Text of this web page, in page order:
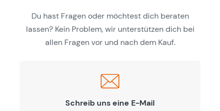
Du hast Fragen oder möchtest dich beraten
lassen? Kein Problem, wir unterstützen dich bei
allen Fragen vor und nach dem Kauf.
Schreib uns eine E-Mail